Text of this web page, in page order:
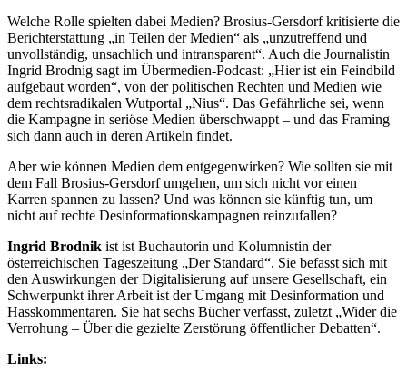
Welche Rolle spielten dabei Medien? Brosius-Gersdorf kritisierte die
Berichterstattung „in Teilen der Medien“ als „unzutreffend und
unvollständig, unsachlich und intransparent“. Auch die Journalistin
Ingrid Brodnig sagt im Übermedien-Podcast: „Hier ist ein Feindbild
aufgebaut worden“, von der politischen Rechten und Medien wie
dem rechtsradikalen Wutportal „Nius“. Das Gefährliche sei, wenn
die Kampagne in seriöse Medien überschwappt – und das Framing
sich dann auch in deren Artikeln findet.
Aber wie können Medien dem entgegenwirken? Wie sollten sie mit
dem Fall Brosius-Gersdorf umgehen, um sich nicht vor einen
Karren spannen zu lassen? Und was können sie künftig tun, um
nicht auf rechte Desinformationskampagnen reinzufallen?
Ingrid Brodnik ist ist Buchautorin und Kolumnistin der
österreichischen Tageszeitung „Der Standard“. Sie befasst sich mit
den Auswirkungen der Digitalisierung auf unsere Gesellschaft, ein
Schwerpunkt ihrer Arbeit ist der Umgang mit Desinformation und
Hasskommentaren. Sie hat sechs Bücher verfasst, zuletzt „Wider die
Verrohung – Über die gezielte Zerstörung öffentlicher Debatten“.
Links: